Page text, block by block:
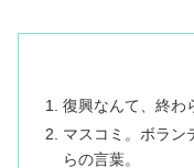
復興なんて、終わ
マスコミ。ボラン
らの言葉。